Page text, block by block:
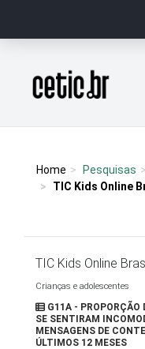
Página inicial
Home Pesquisas
TIC Kids Online
TIC Kids Online
Crianças e adolescentes
G11A - PROPORÇÃO
SE SENTIRAM
MENSAGENS DE
ÚLTIMOS 12 MESES